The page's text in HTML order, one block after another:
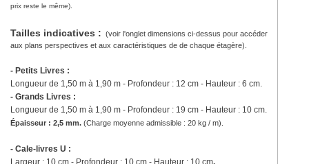
prix reste le même).
Tailles indicatives : (voir l'onglet dimensions ci-dessus pour accéder
aux plans perspectives et aux caractéristiques de de chaque étagère).
- Petits Livres :
Longueur de 1,50 m à 1,90 m - Profondeur : 12 cm - Hauteur : 6 cm.
- Grands Livres :
Longueur de 1,50 m à 1,90 m - Profondeur : 19 cm - Hauteur : 10 cm.
Épaisseur : 2,5 mm. (Charge moyenne admissible : 20 kg / m).
- Cale-livres U :
Largeur : 10 cm - Profondeur : 10 cm - Hauteur : 10 cm.